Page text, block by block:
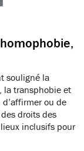
souligné la
la transphobie et
ou de
droits des
inclusifs pour